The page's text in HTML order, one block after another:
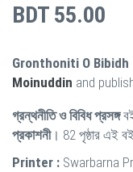
BDT 55.00
Gronthoniti O Bibidh
Moinuddin and
গ্রন্থনীতি ও বিবিধ প্রসঙ্গ
প্রকাশনী। 82 পৃষ্ঠার এই
Printer : Swarbarna